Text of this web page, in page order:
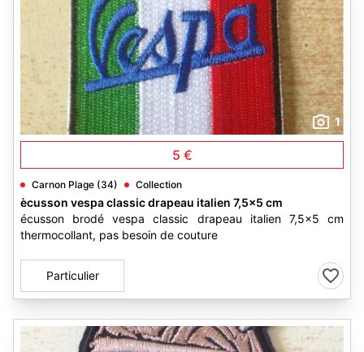
1
5 €
Carnon Plage (34) Collection
ècusson vespa classic drapeau italien 7,5x5 cm
écusson brodé vespa classic drapeau italien 7,5x5 cm
thermocollant, pas besoin de couture
Particulier